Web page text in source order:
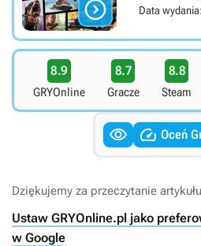
 Data wydania:
8.9
GRYOnline
8.7
Gracze
8.8
Steam
  Oceń
Dziękujemy za przeczytanie
Ustaw GRYOnline.pl jako
w Google